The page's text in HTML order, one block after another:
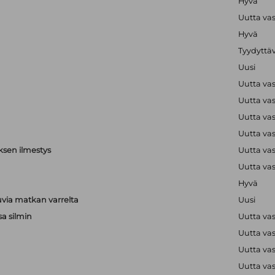
Uutta
Hyvä
Uusi
Uutta
Uutta
Uutta
Uutta
ilmestys
Uutta
Uutta
Hyvä
matkan varrelta
Uusi
silmin
Uutta
Uutta
Uutta
Uutta